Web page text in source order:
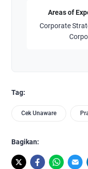
Areas of
Corporate
Tag:
Cek Unaware
Bagikan: